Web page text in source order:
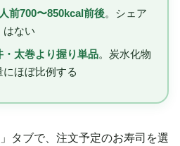
前700〜850kcal前後。シェア
はない
・太巻より握り単品。炭水化物
にほぼ比例する
タブで、注文予定のお寿司を選